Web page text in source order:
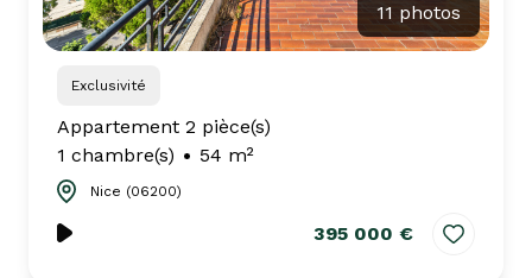
11 photos
Exclusivité
Appartement 2 pièce(s)
1 chambre(s)
54 m²
Nice (06200)
395 000 €